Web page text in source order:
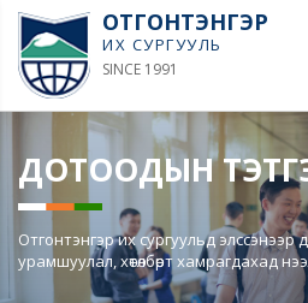
ОТГОНТЭНГЭР
ИХ СУРГУУЛЬ
SINCE 1991
ДОТООДЫН
Отгонтэнгэр их сургуульд элссэнээр
урамшуулал, хөтөлбөрт хамрагдахад